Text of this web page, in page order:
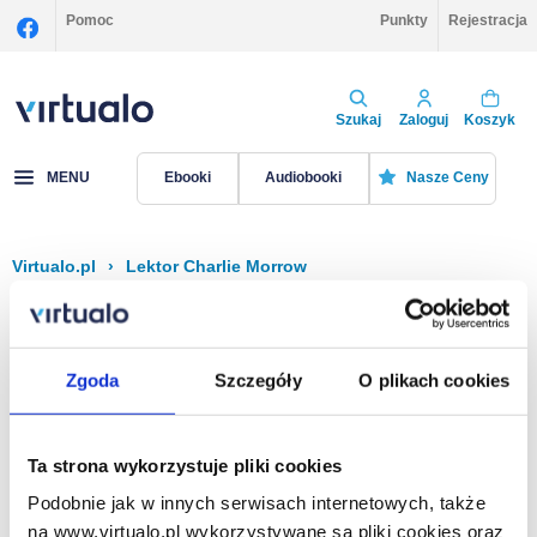
Zgoda Szczegóły O plikach cookies
Ta strona wykorzystuje pliki cookies
Podobnie jak w innych serwisach internetowych, także
na www.virtualo.pl wykorzystywane są pliki cookies oraz
Pomoc Punkty Rejestracja
Szukaj Zaloguj Koszyk
MENU Ebooki Audiobooki Nasze Ceny
Virtualo.pl › Lektor Charlie Morrow
Filtruj Sortuj
Na stronie